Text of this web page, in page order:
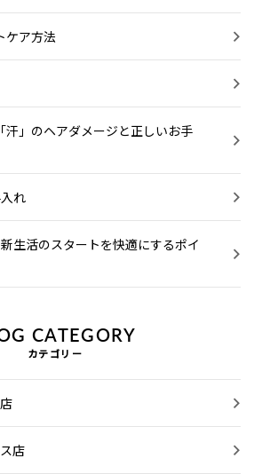
ケア方法
汗」のヘアダメージと正しいお手
れ
生活のスタートを快適にするポイ
CATEGORY
カテゴリー
店